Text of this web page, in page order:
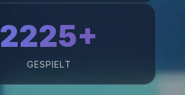
2225+
GESPIELT